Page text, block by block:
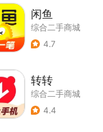
闲鱼
综合二手商城
4.7
转转
综合二手商城
4.4